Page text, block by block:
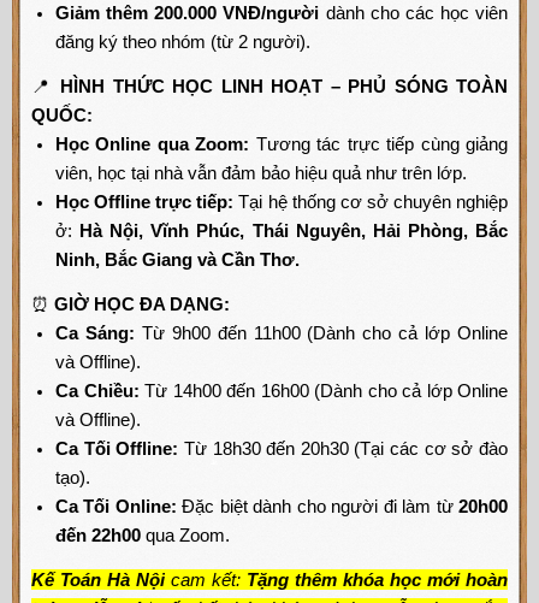
Giảm thêm 200.000 VNĐ/người dành cho các học viên
đăng ký theo nhóm (từ 2 người).
📍 HÌNH THỨC HỌC LINH HOẠT – PHỦ SÓNG TOÀN
QUỐC:
Học Online qua Zoom: Tương tác trực tiếp cùng giảng
viên, học tại nhà vẫn đảm bảo hiệu quả như trên lớp.
Học Offline trực tiếp: Tại hệ thống cơ sở chuyên nghiệp
ở: Hà Nội, Vĩnh Phúc, Thái Nguyên, Hải Phòng, Bắc
Ninh, Bắc Giang và Cần Thơ.
⏰ GIỜ HỌC ĐA DẠNG:
Ca Sáng: Từ 9h00 đến 11h00 (Dành cho cả lớp Online
và Offline).
Ca Chiều: Từ 14h00 đến 16h00 (Dành cho cả lớp Online
và Offline).
Ca Tối Offline: Từ 18h30 đến 20h30 (Tại các cơ sở đào
tạo).
Ca Tối Online: Đặc biệt dành cho người đi làm từ20h00
đến 22h00 qua Zoom.
Kế Toán Hà Nội cam kết: Tặng thêm khóa học mới hoàn